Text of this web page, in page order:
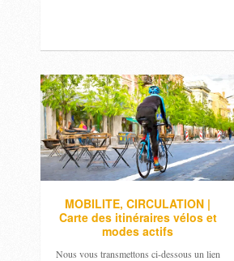
MOBILITE, CIRCULATION |
Carte des itinéraires vélos et
modes actifs
Nous vous transmettons ci-dessous un lien